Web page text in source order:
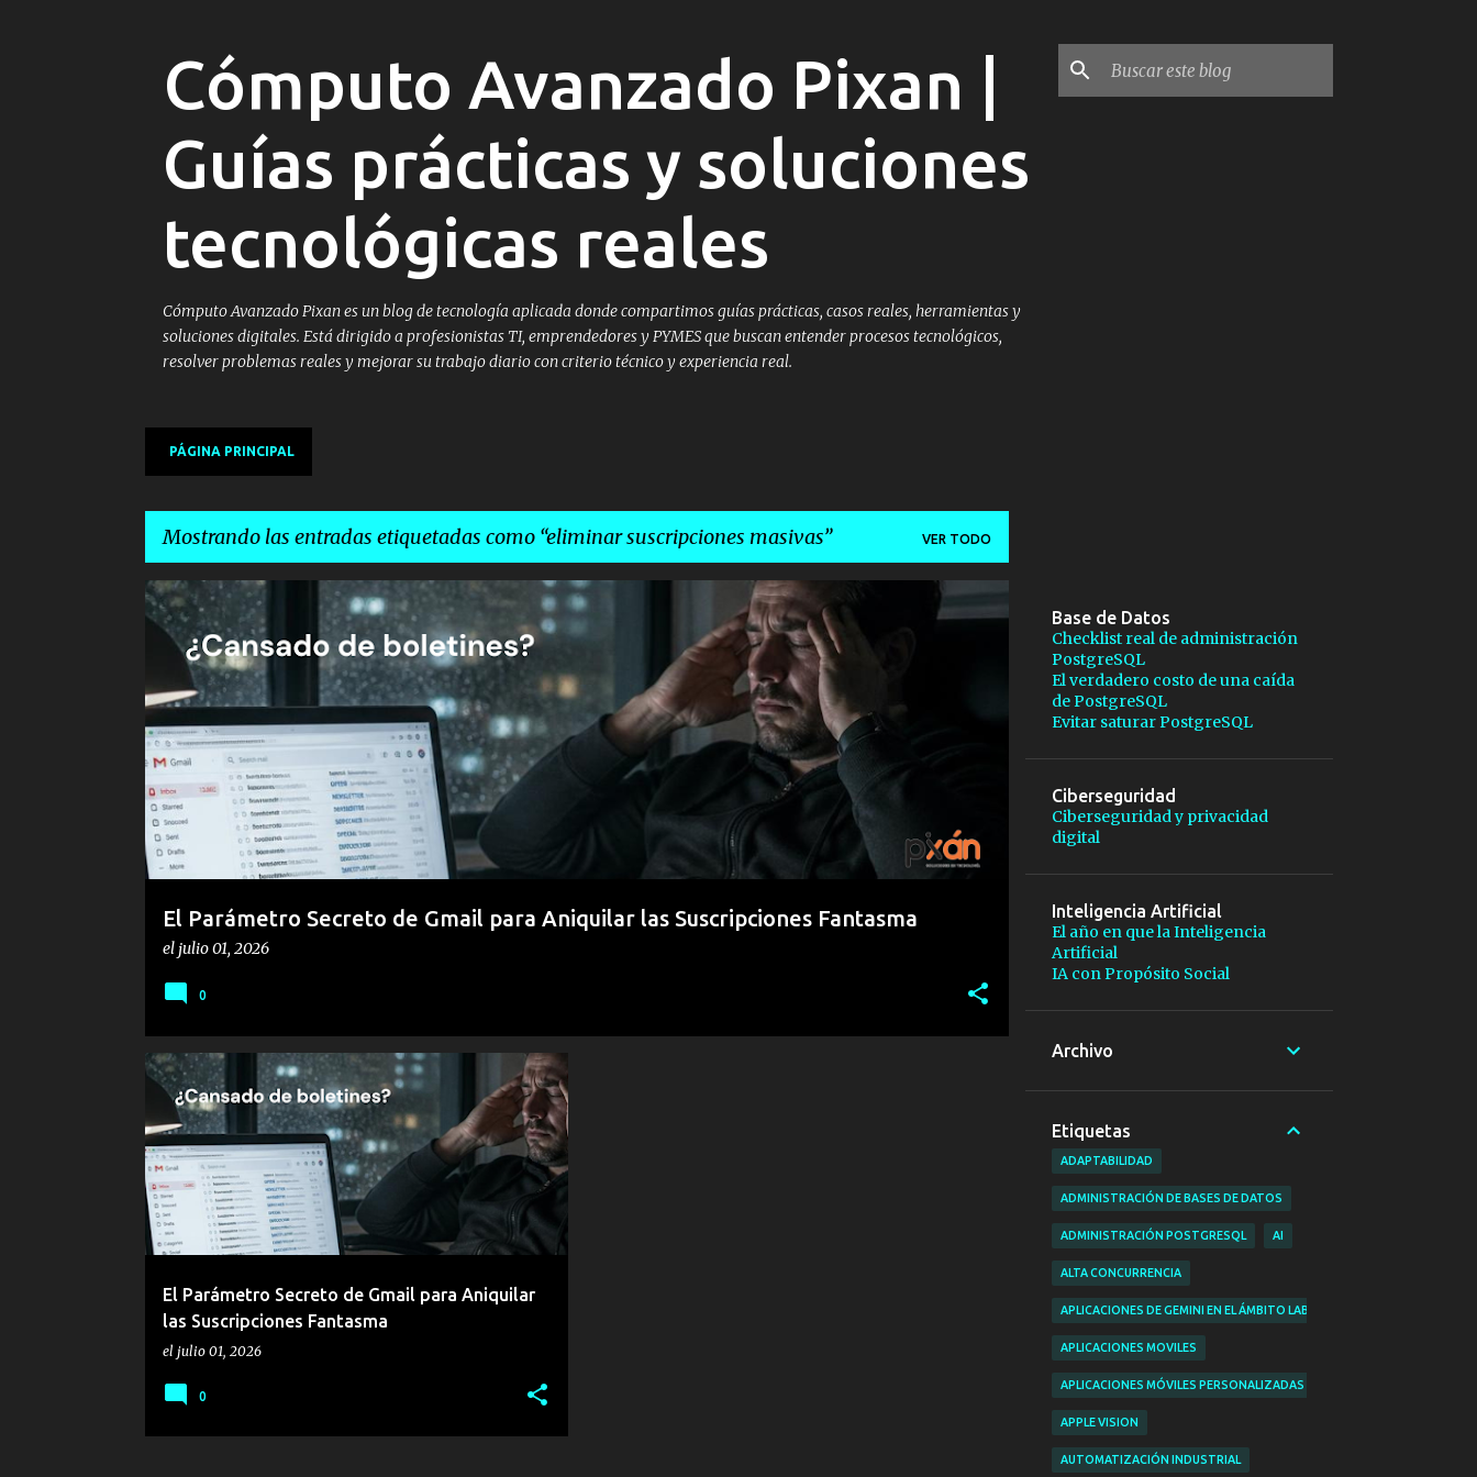
Cómputo Avanzado Pixan |
Guías prácticas y soluciones
tecnológicas reales
Cómputo Avanzado Pixan es un blog de tecnología aplicada donde compartimos guías prácticas, casos reales, herramientas y
soluciones digitales. Está dirigido a profesionistas TI, emprendedores y PYMES que buscan entender procesos tecnológicos,
resolver problemas reales y mejorar su trabajo diario con criterio técnico y experiencia real.
PÁGINA PRINCIPAL
Mostrando las entradas etiquetadas como eliminar suscripciones masivas VER TODO
E
r
a
d
a
s
El Parámetro Secreto de Gmail para Aniquilar las Suscripciones Fantasma
el julio 01, 2026
ELIMINAR SUSCRIPCIONES MASIVAS HIGIENE DIGITAL CORPORATIVA LIMPIAR BANDEJA DE ENTRADA GMAIL
OPTIMIZACIÓN DE CORREO ELECTRÓNICO TRUCO URL GMAIL
0
El Parámetro Secreto de Gmail para Aniquilar
las Suscripciones Fantasma
el julio 01, 2026
ELIMINAR SUSCRIPCIONES MASIVAS +3
0
Base de Datos
Checklist real de administración
PostgreSQL
El verdadero costo de una caída
de PostgreSQL
Evitar saturar PostgreSQL
Ciberseguridad
Ciberseguridad y privacidad
digital
Inteligencia Artificial
El año en que la Inteligencia
Artificial
IA con Propósito Social
Archivo
Etiquetas
ADAPTABILIDAD
ADMINISTRACIÓN DE BASES DE DATOS
ADMINISTRACIÓN POSTGRESQL AI
ALTA CONCURRENCIA
APLICACIONES DE GEMINI EN EL ÁMBITO LABORAL
APLICACIONES MOVILES
APLICACIONES MÓVILES PERSONALIZADAS
APPLE VISION
AUTOMATIZACIÓN INDUSTRIAL